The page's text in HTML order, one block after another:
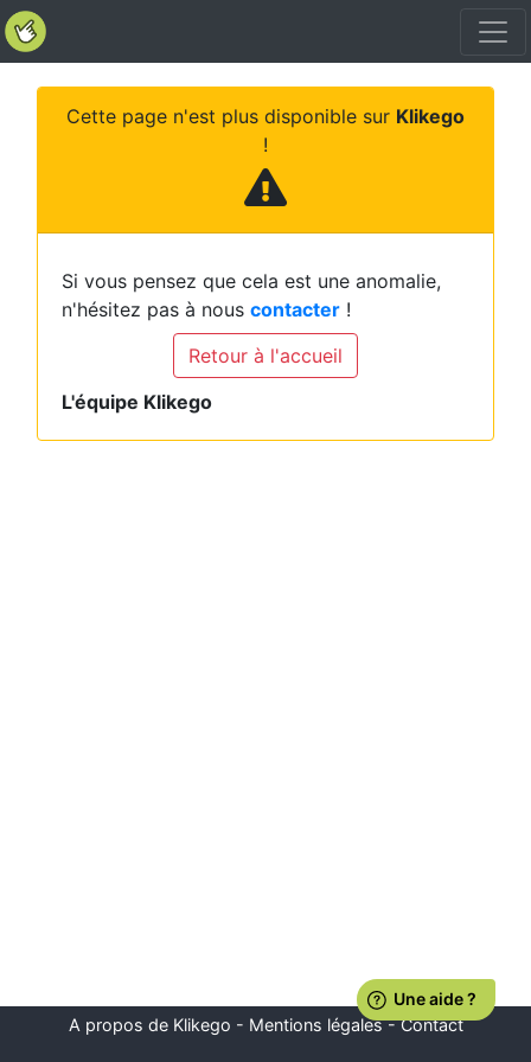
Cette page n'est plus disponible sur Klikego
!
Si vous pensez que cela est une anomalie,
n'hésitez pas à nous contacter !
Retour à l'accueil
L'équipe Klikego
A propos de Klikego - Mentions légales-Contact